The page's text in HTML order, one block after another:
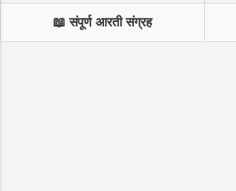
📖 संपूर्ण आरती संग्रह